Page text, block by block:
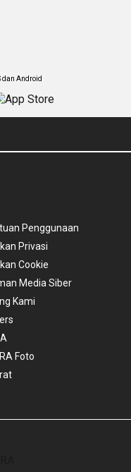
dan Android
Penggunaan
Privasi
Cookie
Media Siber
Kami
Foto